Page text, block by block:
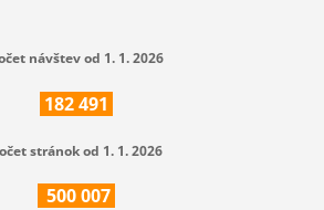
návštev od 1. 1. 2026
182491
stránok od 1. 1. 2026
500007